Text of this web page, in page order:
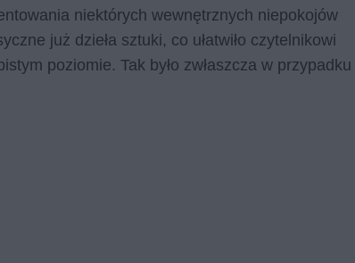
niektórych wewnętrznych niepokojów
już dzieła sztuki, co ułatwiło czytelnikowi
poziomie. Tak było zwłaszcza w przypadku